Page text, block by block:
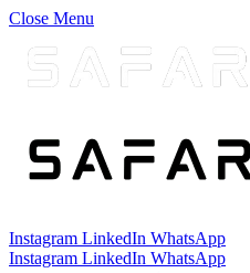
Close Menu
Instagram LinkedIn WhatsApp
Instagram LinkedIn WhatsApp